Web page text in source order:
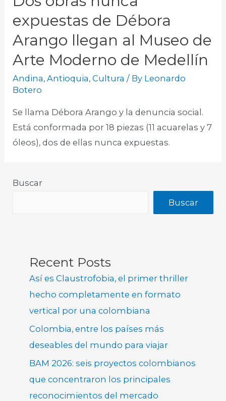
expuestas de Débora
Arango llegan al Museo de
Arte Moderno de Medellín
Andina,Antioquia,Cultura / By Leonardo
Botero
Se llama Débora Arango y la denuncia social.
Está conformada por 18 piezas (11 acuarelas y 7
óleos), dos de ellas nunca expuestas.​
Buscar
Buscar
Recent Posts
Así es Claustrofobia, el primer thriller
hecho completamente en formato
vertical por una colombiana
Colombia, entre los países más
deseables del mundo para viajar
BAM 2026: seis proyectos colombianos
que concentraron los principales
reconocimientos del mercado